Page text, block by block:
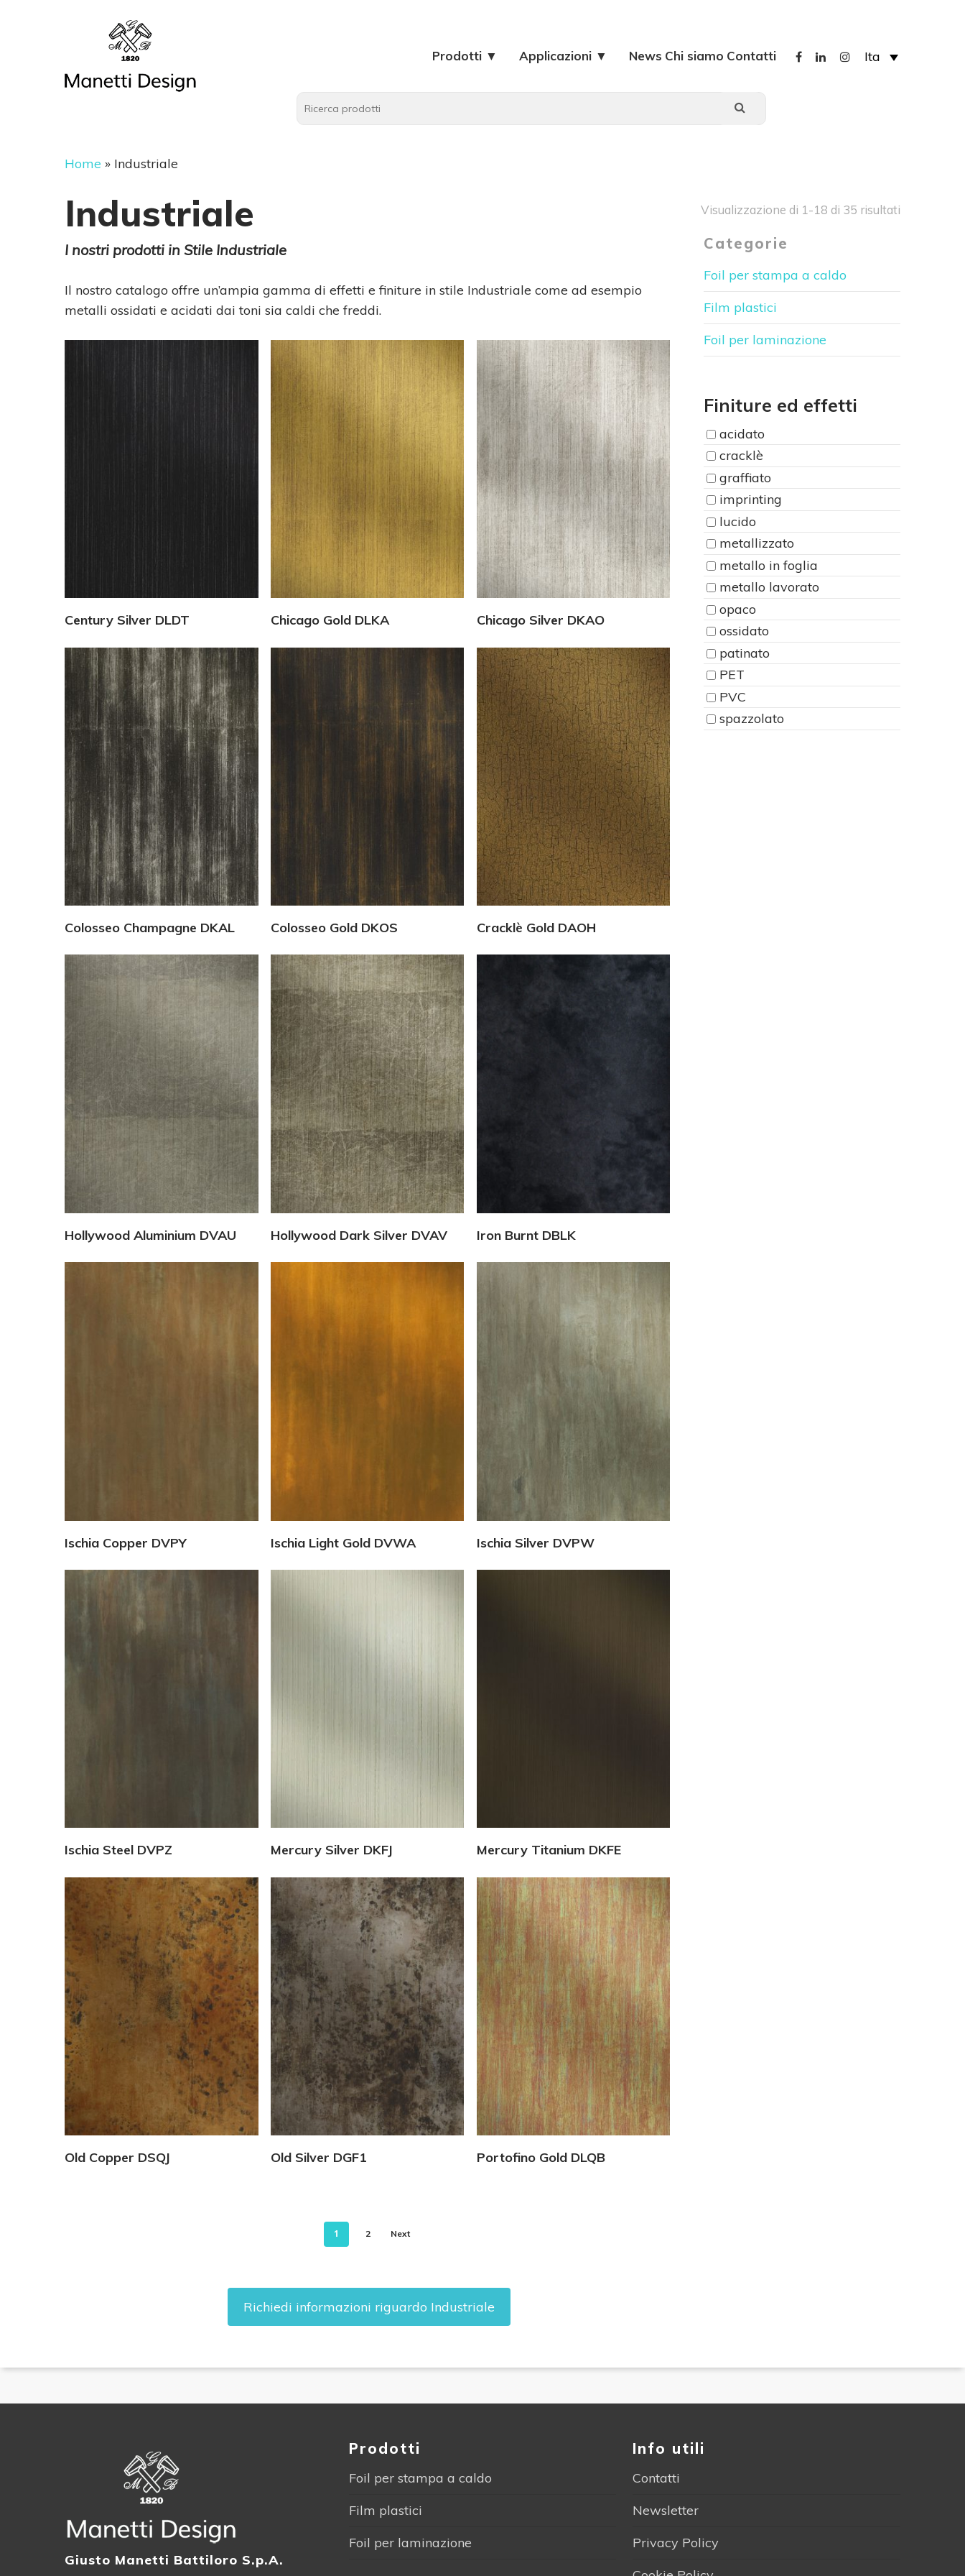
Ita
Prodotti ▼ Applicazioni ▼ News Chi siamo Contatti
Home » Industriale
Industriale Visualizzazione di 1-18 di 35 risultati
I nostri prodotti in Stile Industriale
Il nostro catalogo offre un’ampia gamma di effetti e finiture in stile Industriale come ad esempio
metalli ossidati e acidati dai toni sia caldi che freddi.
Century Silver DLDT Chicago Gold DLKA Chicago Silver DKAO
Colosseo Champagne DKAL Colosseo Gold DKOS Cracklè Gold DAOH
Hollywood Aluminium DVAU Hollywood Dark Silver DVAV Iron Burnt DBLK
Ischia Copper DVPY Ischia Light Gold DVWA Ischia Silver DVPW
Ischia Steel DVPZ Mercury Silver DKFJ Mercury Titanium DKFE
Old Copper DSQJ Old Silver DGF1 Portofino Gold DLQB
1 2 Next
Richiedi informazioni riguardo Industriale
Categorie
Foil per stampa a caldo
Film plastici
Foil per laminazione
Finiture ed effetti
acidato
cracklè
graffiato
imprinting
lucido
metallizzato
metallo in foglia
metallo lavorato
opaco
ossidato
patinato
PET
PVC
spazzolato
Giusto Manetti Battiloro S.p.A.
Prodotti
Foil per stampa a caldo
Film plastici
Foil per laminazione
Info utili
Contatti
Newsletter
Privacy Policy